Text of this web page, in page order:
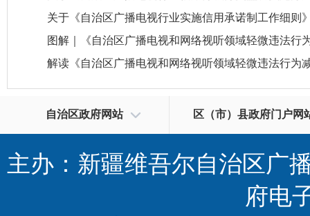
关于《自治区广播电视行业实施信用承诺制工作细则
图解｜《自治区广播电视和网络视听领域轻微违法行
解读《自治区广播电视和网络视听领域轻微违法行为
自治区政府网站 区（市）县政府门户网
伊犁哈萨克自治州
阿勒泰地区
主办：新疆维吾尔自治区广
府电